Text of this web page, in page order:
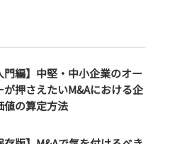
門編】中堅・中小企業のオー
が押さえたいM&Aにおける企
値の算定方法